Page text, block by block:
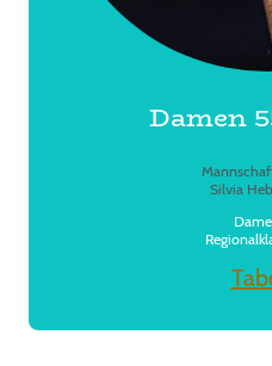
Damen
Silvia